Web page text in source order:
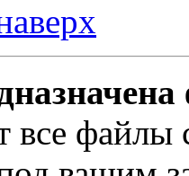
все файлы